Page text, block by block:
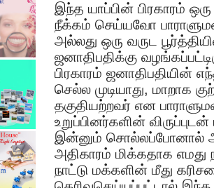
இந்த யாப்பின் பிரகாரம்
நீக்கம் செய்யவோ
அல்லது ஒரு வருட
ஜனாதிபதிக்கு
பிரகாரம் ஜனாதிபதியின்
செல்ல முடியாது, மாறாக
தகுதியற்றவர் என
உறுப்பினர்களின்
இன்னும் சொல்லப்போனால்
அதிகாரம் மிக்கதாக எமது
நாட்டு மக்களின் மீது